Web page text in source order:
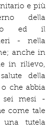
e più
della
ed il
- nella
anche in
in rilievo,
della
che abbia
sei mesi -
come tale
una tutela